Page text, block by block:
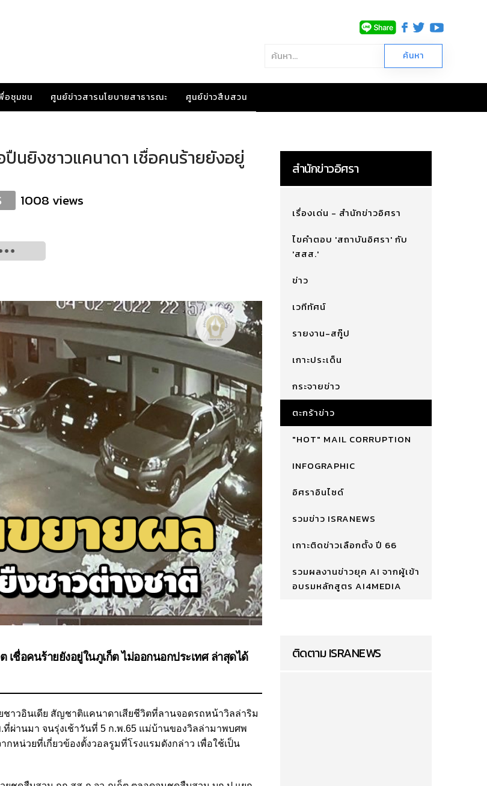
อชุมชน ศูนย์ข่าวสารนโยบายสาธารณะ ศูนย์ข่าวสืบสวน
นยิงชาวแคนาดา เชื่อคนร้ายยังอยู่
1008 views
เชื่อคนร้ายยังอยู่ในภูเก็ต ไม่ออกนอกประเทศ ล่าสุดได้
าวอินเดีย สัญชาติแคนาดาเสียชีวิตที่ลานจอดรถหน้าวิลล่าริม
ที่ผ่านมา จนรุ่งเช้าวันที่ 5 ก.พ.65 แม่บ้านของวิลล่ามาพบศพ
หน่วยที่เกี่ยวข้องตั้งวอลรูมที่โรงแรมดังกล่าว เพื่อใช้เป็น
สำนักข่าวอิศรา
เรื่องเด่น - สำนักข่าวอิศรา
ไขคำตอบ 'สถาบันอิศรา' กับ
'สสส.'
ข่าว
เวทีทัศน์
รายงาน-สกู๊ป
เกาะประเด็น
กระจายข่าว
ตะกร้าข่าว
"HOT" MAIL CORRUPTION
INFOGRAPHIC
อิศราอินไซด์
รวมข่าว ISRANEWS
เกาะติดข่าวเลือกตั้ง ปี 66
รวมผลงานข่าวยุค AI จากผู้เข้า
อบรมหลักสูตร AI4MEDIA
ติดตาม ISRANEWS